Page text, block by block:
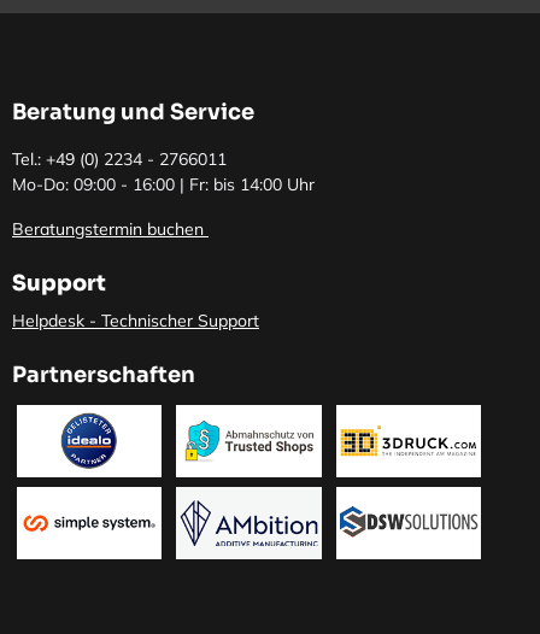
Beratung und Service
Tel.: +49 (0) 2234 - 2766011
Mo-Do: 09:00 - 16:00 | Fr: bis 14:00 Uhr
Beratungstermin buchen
Support
Helpdesk - Technischer Support
Partnerschaften